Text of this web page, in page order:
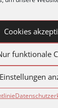
Cookies
funktionale
Einstellungen
Soireen
im Archiv